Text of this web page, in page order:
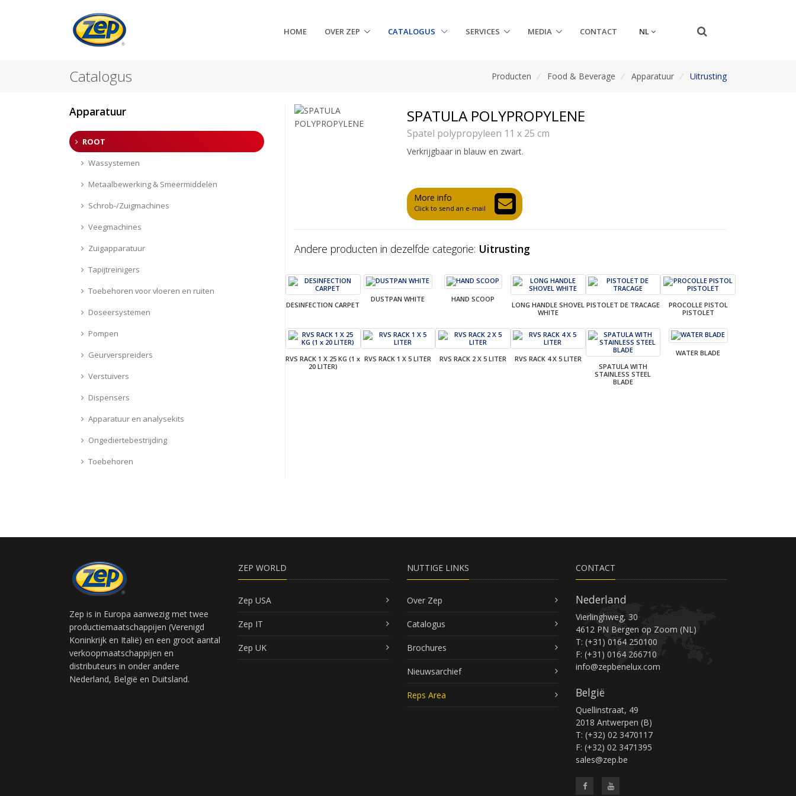
HOME OVER ZEP CATALOGUS SERVICES MEDIA CONTACT NL
Catalogus Producten / Food & Beverage / Apparatuur / Uitrusting
SPATULA POLYPROPYLENE
Spatel polypropyleen 11 x 25 cm
Verkrijgbaar in blauw en zwart.
More info
Click to send an e-mail
Andere producten in dezelfde categorie: Uitrusting
DESINFECTION CARPET
DUSTPAN WHITE HAND SCOOP
LONG HANDLE SHOVEL
WHITE
PISTOLET DE TRACAGE
PROCOLLE PISTOL
PISTOLET
RVS RACK 1 X 25 KG (1 x
20 LITER)
RVS RACK 1 X 5 LITER RVS RACK 2 X 5 LITER
RVS RACK 4 X 5 LITER
SPATULA WITH
STAINLESS STEEL
BLADE
WATER BLADE
Apparatuur
ROOT
Wassystemen
Metaalbewerking & Smeermiddelen
Schrob-/Zuigmachines
Veegmachines
Zuigapparatuur
Tapijtreinigers
Toebehoren voor vloeren en ruiten
Doseersystemen
Pompen
Geurverspreiders
Verstuivers
Dispensers
Apparatuur en analysekits
Ongediertebestrijding
Toebehoren
Zep is in Europa aanwezig met twee
productiemaatschappijen (Verenigd
Koninkrijk en Italië) en een groot aantal
verkoopmaatschappijen en
distributeurs in onder andere
Nederland, België en Duitsland.
ZEP WORLD
Zep USA
Zep IT
Zep UK
NUTTIGE LINKS
Over Zep
Catalogus
Brochures
Nieuwsarchief
Reps Area
CONTACT
Nederland
Vierlinghweg, 30
4612 PN Bergen op Zoom (NL)
T: (+31) 0164 250100
F: (+31) 0164 266710
info@zepbenelux.com
België
Quellinstraat, 49
2018 Antwerpen (B)
T: (+32) 02 3470117
F: (+32) 02 3471395
sales@zep.be